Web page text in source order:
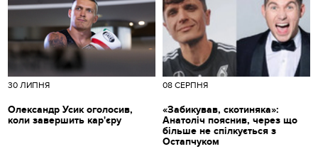
30 ЛИПНЯ
Олександр Усик оголосив,
коли завершить кар'єру
08 СЕРПНЯ
«Забикував, скотиняка»:
Анатоліч пояснив, через що
більше не спілкується з
Остапчуком